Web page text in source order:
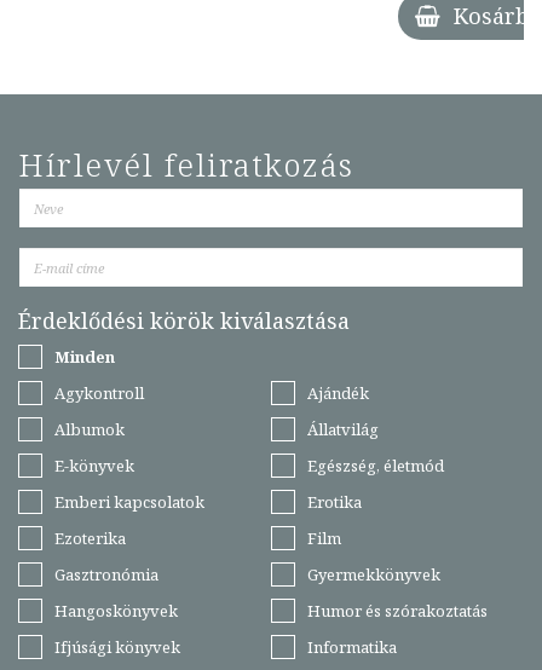
Kosárba
Hírlevél feliratkozás
Érdeklődési körök kiválasztása
Minden
Agykontroll
Ajándék
Albumok
Állatvilág
E-könyvek
Egészség, életmód
Emberi kapcsolatok
Erotika
Ezoterika
Film
Gasztronómia
Gyermekkönyvek
Hangoskönyvek
Humor és szórakoztatás
Ifjúsági könyvek
Informatika